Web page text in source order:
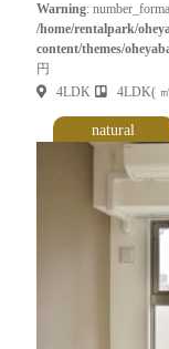
Warning:
/home/rentalpark/
content/themes/
円
4LDK
4LDK(
natural